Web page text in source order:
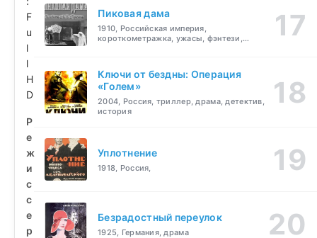
F
u
l
l
H
D
Р
е
ж
и
с
с
е
р
Пиковая дама
1910, Российская империя,
короткометражка, ужасы, фэнтези,
Ключи от бездны: Операция
«Голем»
2004, Россия, триллер, драма, детектив,
история
Уплотнение
1918, Россия,
Безрадостный переулок
1925, Германия, драма